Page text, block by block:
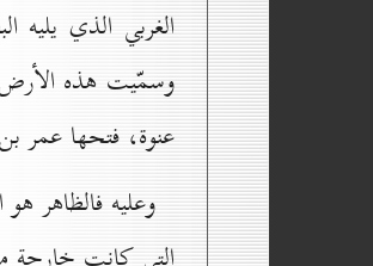
الغربي الذي
وسمّيت هذه الأرض
عنوة، فتحها
وعليه فالظاهر